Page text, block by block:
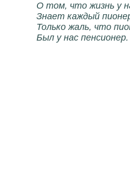
О том, что жизнь у
Знает каждый
Только жаль, что
Был у нас пенсионер.